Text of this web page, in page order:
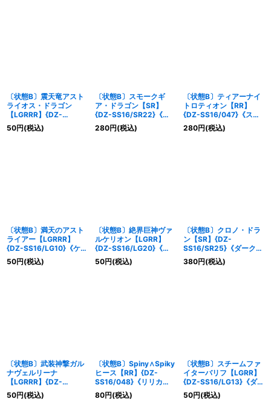
〔状態B〕震天竜アスト
ライオス・ドラゴン
【LGRRR】{DZ-
SS16/LG08}《ケテルサ
ンクチュアリ》
50円(税込)
〔状態B〕スモークギ
ア・ドラゴン【SR】
{DZ-SS16/SR22}《ダ
ークステイツ》
280円(税込)
〔状態B〕ティアーナイ
トロティオン【RR】
{DZ-SS16/047}《スト
イケイア》
280円(税込)
〔状態B〕満天のアスト
ライアー【LGRRR】
{DZ-SS16/LG10}《ケテ
ルサンクチュアリ》
50円(税込)
〔状態B〕絶界巨神ヴァ
ルケリオン【LGRR】
{DZ-SS16/LG20}《そ
の他》
50円(税込)
〔状態B〕クロノ・ドラ
ン【SR】{DZ-
SS16/SR25}《ダークス
テイツ》
380円(税込)
〔状態B〕武装神撃ガル
ナヴェルリーナ
【LGRRR】{DZ-
SS16/LG02}《ドラゴン
エンパイア》
50円(税込)
〔状態B〕Spiny∧Spiky
ヒース【RR】{DZ-
SS16/048}《リリカル
モナステリオ》
80円(税込)
〔状態B〕スチームファ
イターバリフ【LGRR】
{DZ-SS16/LG13}《ダー
クステイツ》
50円(税込)